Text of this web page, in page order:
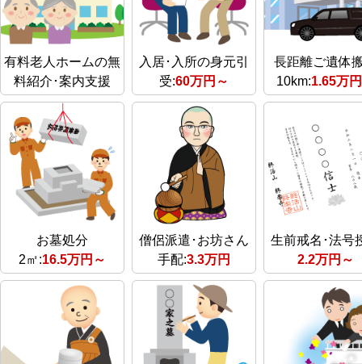
有料老人ホームの無
料紹介･案内支援
入居･入所の身元引
受:60万円～
長距離ご遺体
10km:1.65万
お墓処分
2㎡:16.5万円～
僧侶派遣･お坊さん
手配:3.3万円
生前戒名･法号
2.2万円～